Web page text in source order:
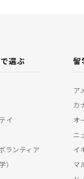
選ぶ
イ
ランティア
）
留
ア
カ
オ
ニ
イ
マ